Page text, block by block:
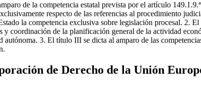
de la competencia estatal prevista por el artículo
respecto de las referencias al procedimiento
la competencia exclusiva sobre legislación procesal. 2.
y coordinación de la planificación general de la actividad
3. El título III se dicta al amparo de las
de Derecho de la Unión